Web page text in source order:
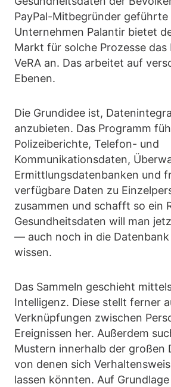
PayPal-Mitbegründer
Unternehmen Palantir bietet
Markt für solche Prozesse
VeRA an. Das arbeitet auf
Ebenen.
Die Grundidee ist,
anzubieten. Das Programm
Polizeiberichte, Telefon- und
Kommunikationsdaten,
Ermittlungsdatenbanken und
verfügbare Daten zu
zusammen und schafft so ein
Gesundheitsdaten will man
— auch noch in die
wissen.
Das Sammeln geschieht
Intelligenz. Diese stellt ferner
Verknüpfungen zwischen
Ereignissen her. Außerdem
Mustern innerhalb der großen
von denen sich
lassen könnten. Auf